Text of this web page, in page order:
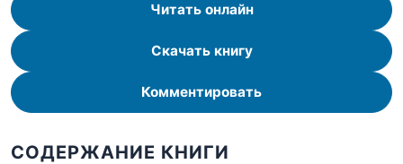
Читать онлайн
Скачать книгу
Комментировать
СОДЕРЖАНИЕ КНИГИ